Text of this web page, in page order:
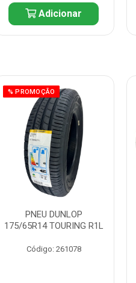
Adicionar
% PROMOÇÃO
PNEU DUNLOP
175/65R14 TOURING R1L
Código: 261078